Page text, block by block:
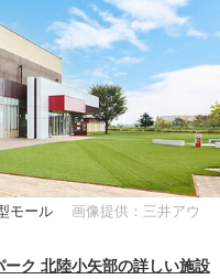
モール
画像提供：三井アウ
ク 北陸小矢部の詳しい施設